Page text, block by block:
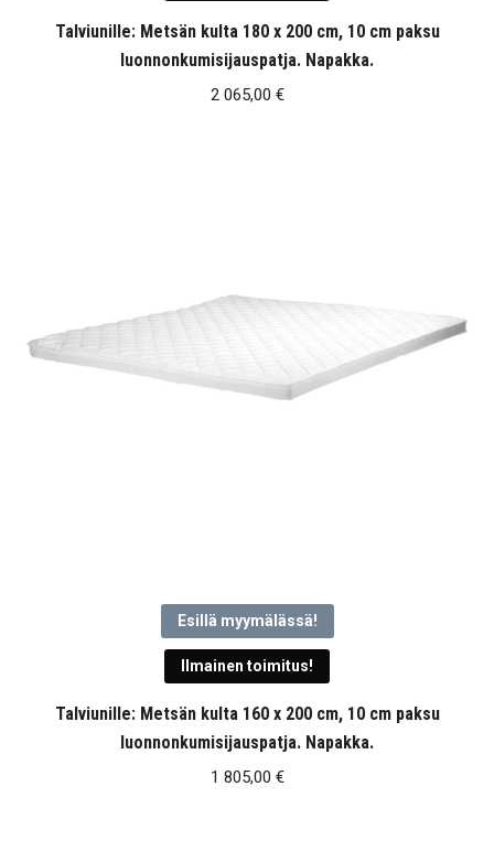
Talviunille: Metsän kulta 180 x 200 cm, 10 cm paksu
luonnonkumisijauspatja. Napakka.
2 065,00 €
Esillä myymälässä!
Ilmainen toimitus!
Talviunille: Metsän kulta 160 x 200 cm, 10 cm paksu
luonnonkumisijauspatja. Napakka.
1 805,00 €